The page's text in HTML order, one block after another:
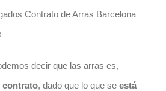
Contrato de Arras Barcelona
decir que las arras es,
contrato, dado que lo que se está